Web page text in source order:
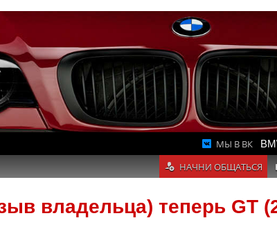
МЫ В ВК
НАЧНИ ОБЩАТЬСЯ
владельца) теперь GT